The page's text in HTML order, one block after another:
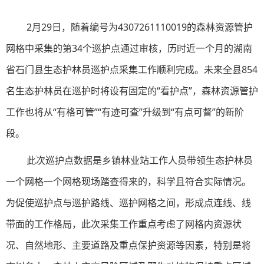
2月29日，随着编号为4307261110019的森林资源管护
网格中采集的第34个巡护点通过审核，历时近一个月的湖南
省石门县生态护林员巡护点采集工作顺利完成。未来全县854
名生态护林员在巡护时将设有固定的“看护点”，森林资源管护
工作也将从“有格可管”“有迹可查”升级到“有点可督”的新阶
段。
此次巡护点数据是乡镇林业站工作人员带领生态护林员
一个网格一个网格现场踏查得来的，科学且符合实际情况。
为促使巡护点与巡护路线、巡护网格之间，形成点连线、线
带面的工作格局，此次采集工作重点考虑了网格内资源状
况、自然地形、主要道路及重点保护资源等因素，特别是将